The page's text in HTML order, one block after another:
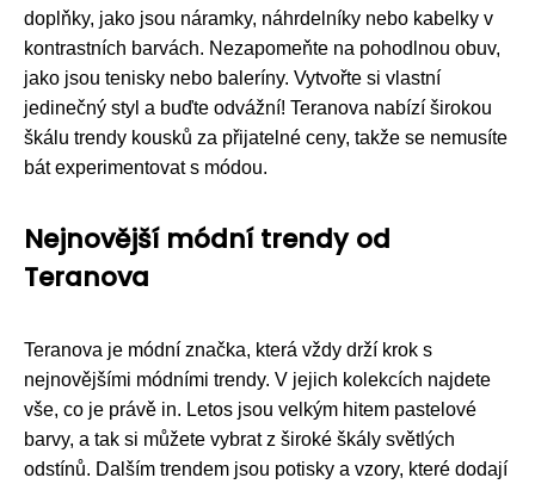
doplňky, jako jsou náramky, náhrdelníky nebo kabelky v
kontrastních barvách. Nezapomeňte na pohodlnou obuv,
jako jsou tenisky nebo baleríny. Vytvořte si vlastní
jedinečný styl a buďte odvážní! Teranova nabízí širokou
škálu trendy kousků za přijatelné ceny, takže se nemusíte
bát experimentovat s módou.
Nejnovější módní trendy od
Teranova
Teranova je módní značka, která vždy drží krok s
nejnovějšími módními trendy. V jejich kolekcích najdete
vše, co je právě in. Letos jsou velkým hitem pastelové
barvy, a tak si můžete vybrat z široké škály světlých
odstínů. Dalším trendem jsou potisky a vzory, které dodají